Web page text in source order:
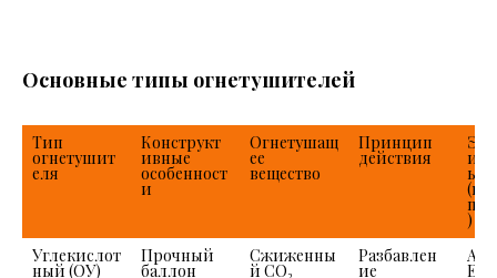
Основные типы огнетушителей
Тип
огнетушит
еля
Конструкт
ивные
особенност
и
Огнетушащ
ее
вещество
Принцип
действия
ь
)
Углекислот
ный (ОУ)
Прочный
баллон
Сжиженны
й CO₂
Разбавлен
ие
A,
E